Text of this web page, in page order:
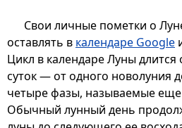
Свои личные пометки о
оставлять в календаре Google
Цикл в календаре Луны
суток — от одного новолуния
четыре фазы, называемые
Обычный лунный день